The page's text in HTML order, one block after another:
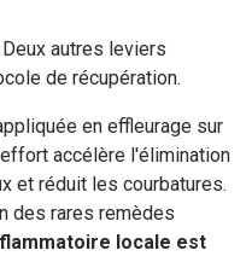
autres leviers
de récupération.
en effleurage sur
accélère l'élimination
et réduit les courbatures.
des rares remèdes
locale est